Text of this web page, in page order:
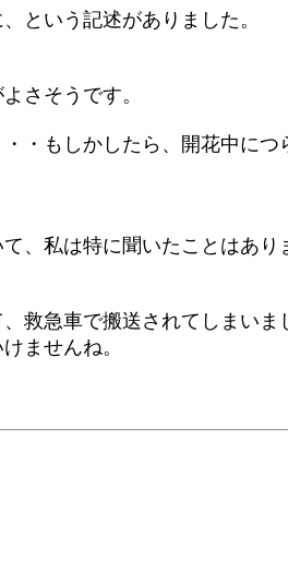
という記述がありました。
さそうです。
・もしかしたら、開花中に
、私は特に聞いたことはあり
救急車で搬送されてしまいま
ませんね。